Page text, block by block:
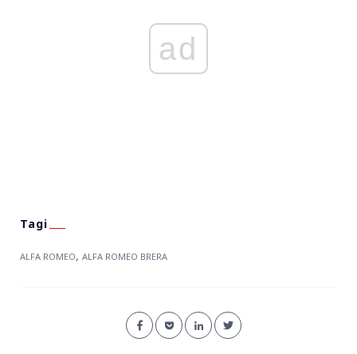
ad
ALFA ROMEO, ALFA ROMEO BRERA